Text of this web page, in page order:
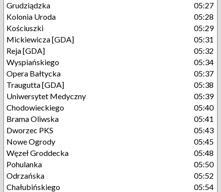
Grudziądzka
05:27
Kolonia Uroda
05:28
Kościuszki
05:29
Mickiewicza [GDA]
05:31
Reja [GDA]
05:32
Wyspiańskiego
05:34
Opera Bałtycka
05:37
Traugutta [GDA]
05:38
Uniwersytet Medyczny
05:39
Chodowieckiego
05:40
Brama Oliwska
05:41
Dworzec PKS
05:43
Nowe Ogrody
05:45
Węzeł Groddecka
05:48
Pohulanka
05:50
Odrzańska
05:52
Chałubińskiego
05:54